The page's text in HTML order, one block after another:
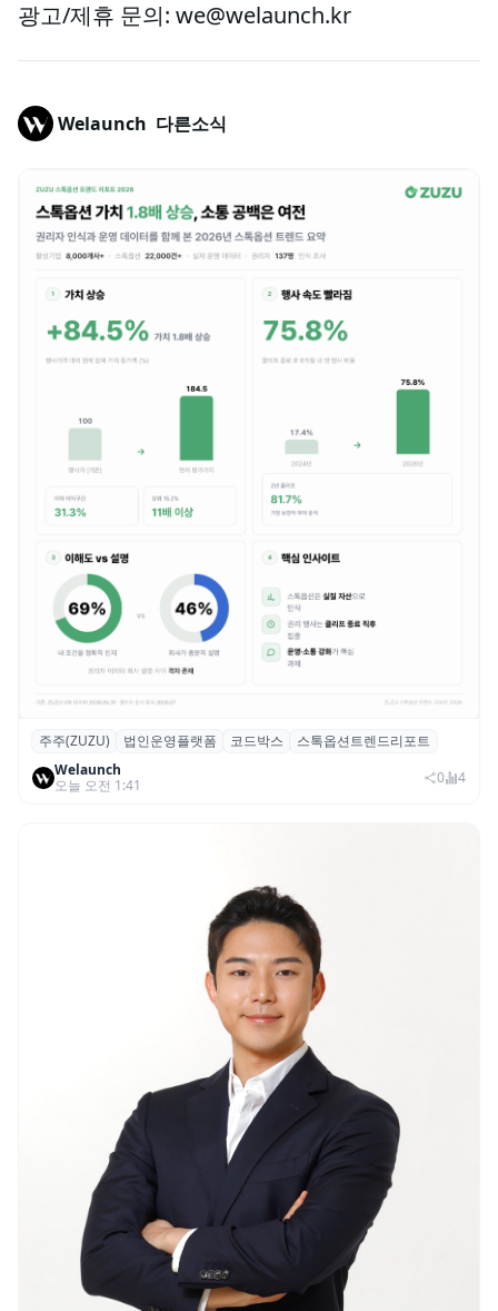
광고/제휴 문의: we@welaunch.kr
Welaunch 다른소식
스톡옵션 취소율 2년 만에 18.2%→31.3%…
권리 발생 즉시 행사 비중도 급증
주주(ZUZU) 법인운영플랫폼 코드박스
스톡옵션트렌드리포트
Welaunch
오늘 오전 1:41
0 4